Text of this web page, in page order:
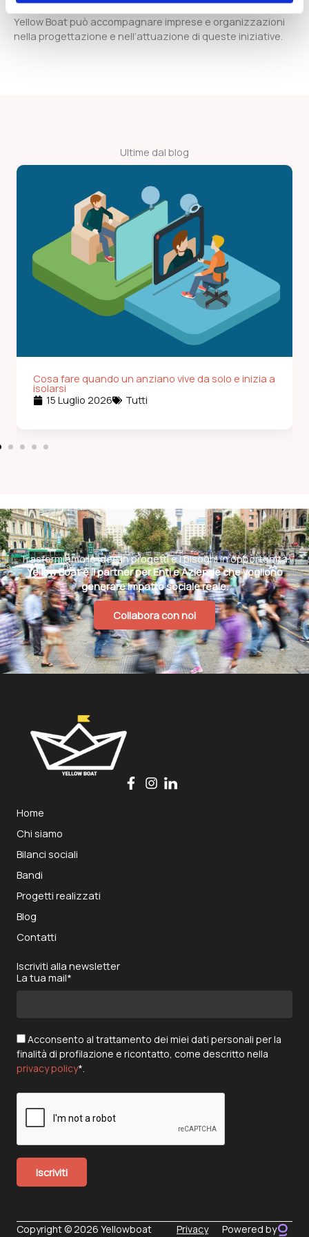
Yellow Boat può accompagnare imprese e organizzazioni
nella progettazione e nell’attuazione di queste iniziative.
Ultime dal blog
Cosa fare quando un anziano vive da solo e inizia a
isolarsi
15 Luglio 2026
Tutti
Trasformiamo le idee in progetti e i bisogni in opportunità.
Yellow Boat è il partner per Enti e Aziende che vogliono
generare impatto sociale reale.
Collabora con noi
Home
Chi siamo
Bilanci sociali
Bandi
Progetti realizzati
Blog
Contatti
Iscriviti alla newsletter
La tua mail*
Acconsento al trattamento dei miei dati personali per la
finalità di profilazione e ricontatto, come descritto nella
privacy policy*.
Copyright © 2026 Yellowboat Privacy Powered by